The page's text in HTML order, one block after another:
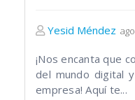
Yesid Méndez
¡Nos encanta que
del mundo digital
empresa! Aquí te...